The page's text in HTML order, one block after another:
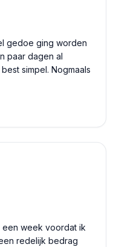
gedoe ging worden
paar dagen al
simpel. Nogmaals
een week voordat ik
redelijk bedrag